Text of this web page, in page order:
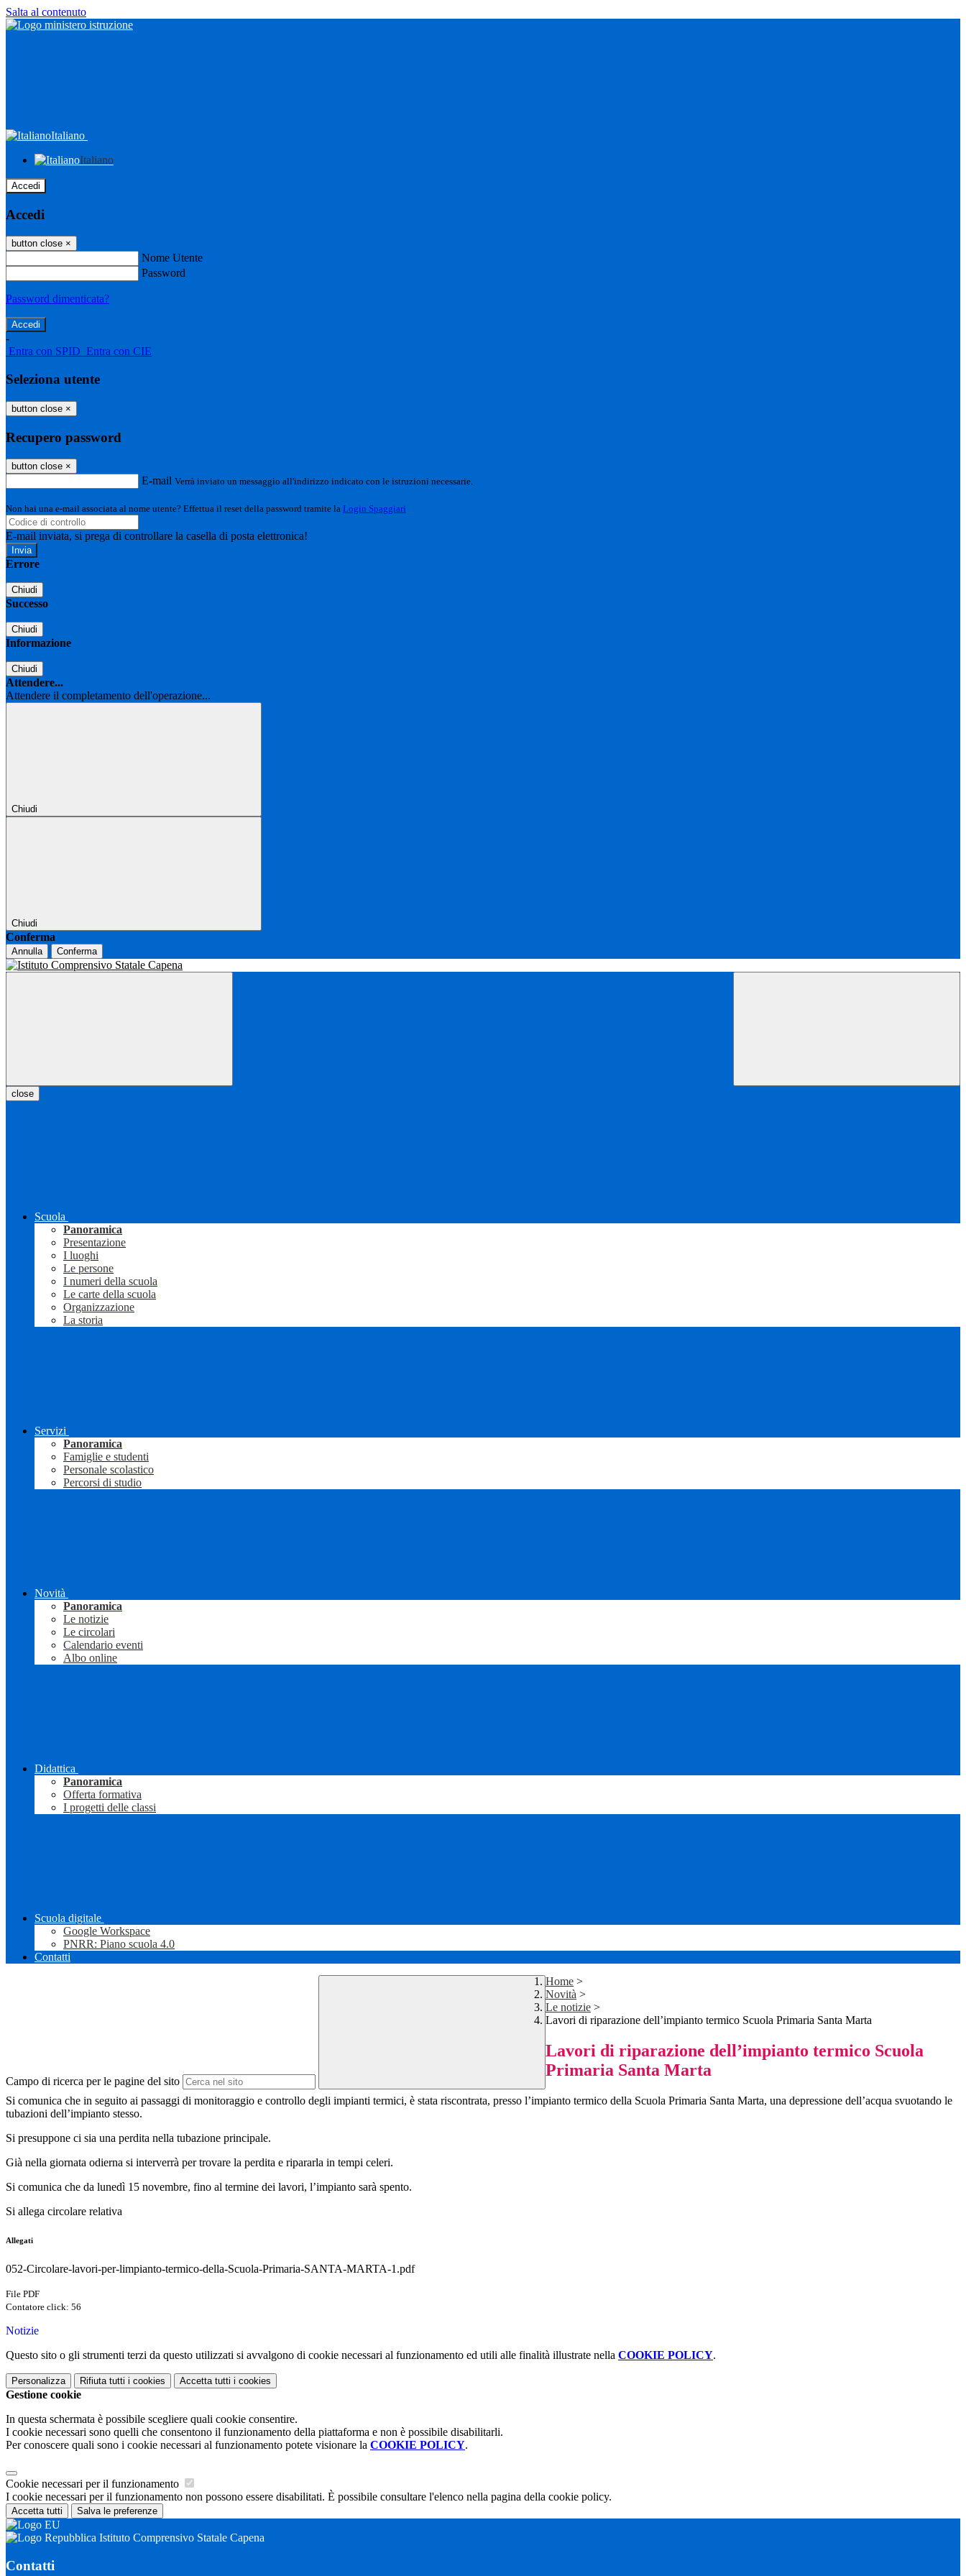
Salta al contenuto
Italiano
Italiano
Accedi
Accedi
button close ×
Nome Utente
Password
Password dimenticata?
-
Entra con SPID Entra con CIE
Seleziona utente
button close ×
Recupero password
button close ×
E-mail Verrà inviato un messaggio all'indirizzo indicato con le istruzioni necessarie.
Non hai una e-mail associata al nome utente? Effettua il reset della password tramite la Login Spaggiari
E-mail inviata, si prega di controllare la casella di posta elettronica!
Errore
Chiudi
Successo
Chiudi
Informazione
Chiudi
Attendere...
Attendere il completamento dell'operazione...
Chiudi
Chiudi
Conferma
Annulla Conferma
close
Scuola
Panoramica
Presentazione
I luoghi
Le persone
I numeri della scuola
Le carte della scuola
Organizzazione
La storia
Servizi
Panoramica
Famiglie e studenti
Personale scolastico
Percorsi di studio
Novità
Panoramica
Le notizie
Le circolari
Calendario eventi
Albo online
Didattica
Panoramica
Offerta formativa
I progetti delle classi
Scuola digitale
Google Workspace
PNRR: Piano scuola 4.0
Contatti
Campo di ricerca per le pagine del sito
Home >
Novità >
Le notizie >
Lavori di riparazione dell’impianto termico Scuola Primaria Santa Marta
Lavori di riparazione dell’impianto termico Scuola
Primaria Santa Marta
Si comunica che in seguito ai passaggi di monitoraggio e controllo degli impianti termici, è stata riscontrata, presso l’impianto termico della Scuola Primaria Santa Marta, una depressione dell’acqua svuotando le
tubazioni dell’impianto stesso.
Si presuppone ci sia una perdita nella tubazione principale.
Già nella giornata odierna si interverrà per trovare la perdita e ripararla in tempi celeri.
Si comunica che da lunedì 15 novembre, fino al termine dei lavori, l’impianto sarà spento.
Si allega circolare relativa
Allegati
052-Circolare-lavori-per-limpianto-termico-della-Scuola-Primaria-SANTA-MARTA-1.pdf
File PDF
Contatore click: 56
Notizie
Questo sito o gli strumenti terzi da questo utilizzati si avvalgono di cookie necessari al funzionamento ed utili alle finalità illustrate nella COOKIE POLICY.
Personalizza Rifiuta tutti i cookies Accetta tutti i cookies
Gestione cookie
In questa schermata è possibile scegliere quali cookie consentire.
I cookie necessari sono quelli che consentono il funzionamento della piattaforma e non è possibile disabilitarli.
Per conoscere quali sono i cookie necessari al funzionamento potete visionare la COOKIE POLICY.
Cookie necessari per il funzionamento
I cookie necessari per il funzionamento non possono essere disabilitati. È possibile consultare l'elenco nella pagina della cookie policy.
Accetta tutti Salva le preferenze
Istituto Comprensivo Statale Capena
Contatti